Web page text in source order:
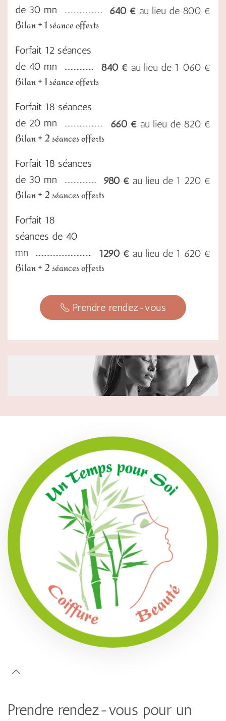
de 30 mn
640 € au lieu de 800 €
Bilan + 1 séance offerts
Forfait 12 séances
de 40 mn
840 € au lieu de 1 060 €
Bilan + 1 séance offerts
Forfait 18 séances
de 20 mn
660 € au lieu de 820 €
Bilan + 2 séances offerts
Forfait 18 séances
de 30 mn
980 € au lieu de 1 220 €
Bilan + 2 séances offerts
Forfait 18
séances de 40
mn
1290 € au lieu de 1 620 €
Bilan + 2 séances offerts
Prendre rendez-vous
Prendre rendez-vous pour un